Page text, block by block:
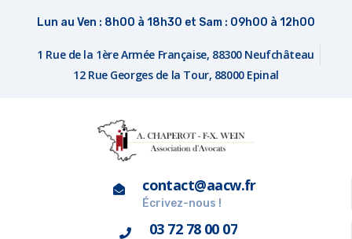
Lun au Ven : 8h00 à 18h30 et Sam : 09h00 à 12h00
1 Rue de la 1ère Armée Française, 88300 Neufchâteau
12 Rue Georges de la Tour, 88000 Epinal
contact@aacw.fr
Écrivez-nous !
03 72 78 00 07